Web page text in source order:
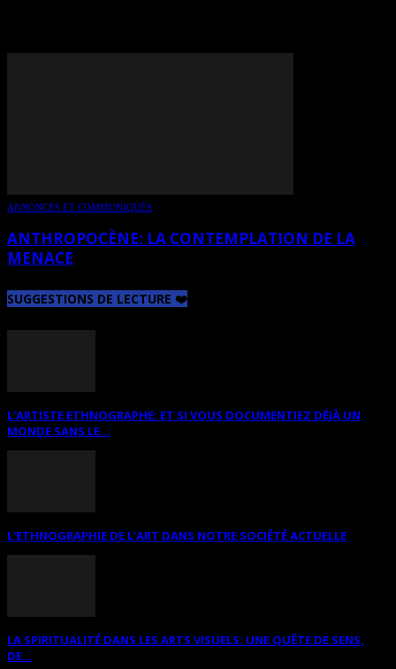
ANNONCES ET COMMUNIQUÉS
ANTHROPOCÈNE: LA CONTEMPLATION DE LA
MENACE
SUGGESTIONS DE LECTURE ❤️
L’ARTISTE ETHNOGRAPHE: ET SI VOUS DOCUMENTIEZ DÉJÀ UN
MONDE SANS LE...
L’ETHNOGRAPHIE DE L’ART DANS NOTRE SOCIÉTÉ ACTUELLE
LA SPIRITUALITÉ DANS LES ARTS VISUELS: UNE QUÊTE DE SENS,
DE...